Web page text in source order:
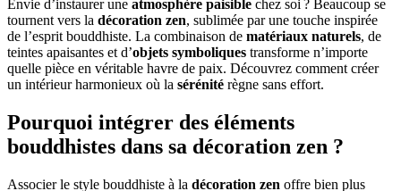
Envie d’instaurer une atmosphère paisible chez soi ? Beaucoup se
tournent vers la décoration zen, sublimée par une touche inspirée
de l’esprit bouddhiste. La combinaison de matériaux naturels, de
teintes apaisantes et d’objets symboliques transforme n’importe
quelle pièce en véritable havre de paix. Découvrez comment créer
un intérieur harmonieux où la sérénité règne sans effort.
Pourquoi intégrer des éléments
bouddhistes dans sa décoration zen ?
Associer le style bouddhiste à la décoration zen offre bien plus